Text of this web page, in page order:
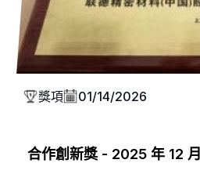
獎項 01/14/2026
合作創新獎 - 2025 年 12 月